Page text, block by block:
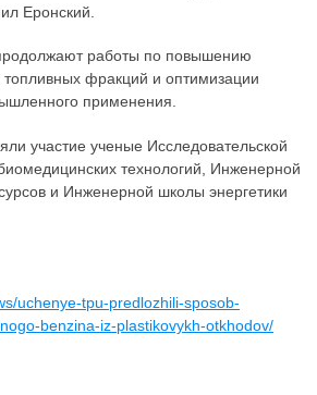
Еронский.
работы по повышению
топливных фракций и оптимизации
применения.
участие ученые Исследовательской
технологий, Инженерной
и Инженерной школы энергетики
uchenye-tpu-predlozhili-sposob-
benzina-iz-plastikovykh-otkhodov/